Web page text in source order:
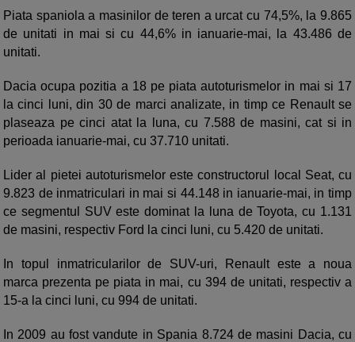
Piata spaniola a masinilor de teren a urcat cu 74,5%, la 9.865
de unitati in mai si cu 44,6% in ianuarie-mai, la 43.486 de
unitati.
Dacia ocupa pozitia a 18 pe piata autoturismelor in mai si 17
la cinci luni, din 30 de marci analizate, in timp ce Renault se
plaseaza pe cinci atat la luna, cu 7.588 de masini, cat si in
perioada ianuarie-mai, cu 37.710 unitati.
Lider al pietei autoturismelor este constructorul local Seat, cu
9.823 de inmatriculari in mai si 44.148 in ianuarie-mai, in timp
ce segmentul SUV este dominat la luna de Toyota, cu 1.131
de masini, respectiv Ford la cinci luni, cu 5.420 de unitati.
In topul inmatricularilor de SUV-uri, Renault este a noua
marca prezenta pe piata in mai, cu 394 de unitati, respectiv a
15-a la cinci luni, cu 994 de unitati.
In 2009 au fost vandute in Spania 8.724 de masini Dacia, cu